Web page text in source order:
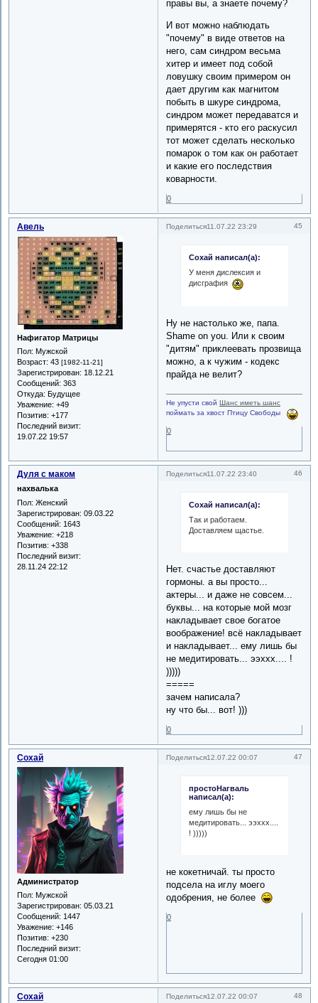
правы вы, а знаете почему?
И вот можно наблюдать
"почему" в виде ответов на
него, сам синдром весьма
хитер и имеет под собой
ловушку своим примером он
дает другим как магнитом
побыть в шкуре синдрома,
синдром может передаватся и
примерятся - кто его раскусил
тот может сделать несколько
помарок о том как он работает
и какие его последствия
коварности.
0
Поделиться 45
11.07.22 23:29
Авель
Нафигатор Матрицы
Пол: Мужской
Возраст: 43 [1982-11-21]
Зарегистрирован: 18.12.21
Сообщений: 363
Откуда: Будущее
Уважение: +49
Позитив: +177
Последний визит:
19.07.22 19:57
Сохай написал(а):
У меня дислексия и
дисграфия
Ну не настолько же, папа.
Shame on you. Или к своим
"дитям" приклеевать прозвища
можно, а к чужим - кодекс
прайда не велит?
Не упусти свойШанс иметь шанс
поймать за хвост Птицу Свободы
0
Поделиться 46
11.07.22 23:40
Дуля с маком
нахвалька
Пол: Женский
Зарегистрирован: 09.03.22
Сообщений: 1643
Уважение: +218
Позитив: +338
Последний визит:
28.11.24 22:12
Сохай написал(а):
Так и работаем.
Доставляем щастье.
Нет. счастье доставляют
гормоны. а вы просто...
актеры... и даже не совсем...
буквы... на которые мой мозг
накладывает свое богатое
воображение! всё накладывает
и накладывает... ему лишь бы
не медитировать... ээххх.... !
)))))
=====
зачем написала?
ну что бы... вот! )))
0
Поделиться 47
12.07.22 00:07
Сохай
Администратор
Пол: Мужской
Зарегистрирован: 05.03.21
Сообщений: 1447
Уважение: +146
Позитив: +230
Последний визит:
Сегодня 01:00
простоНагваль
написал(а):
ему лишь бы не
медитировать... ээххх....
! )))))
не кокетничай. ты просто
подсела на иглу моего
одобрения, не более
0
Поделиться 48
12.07.22 00:07
Сохай